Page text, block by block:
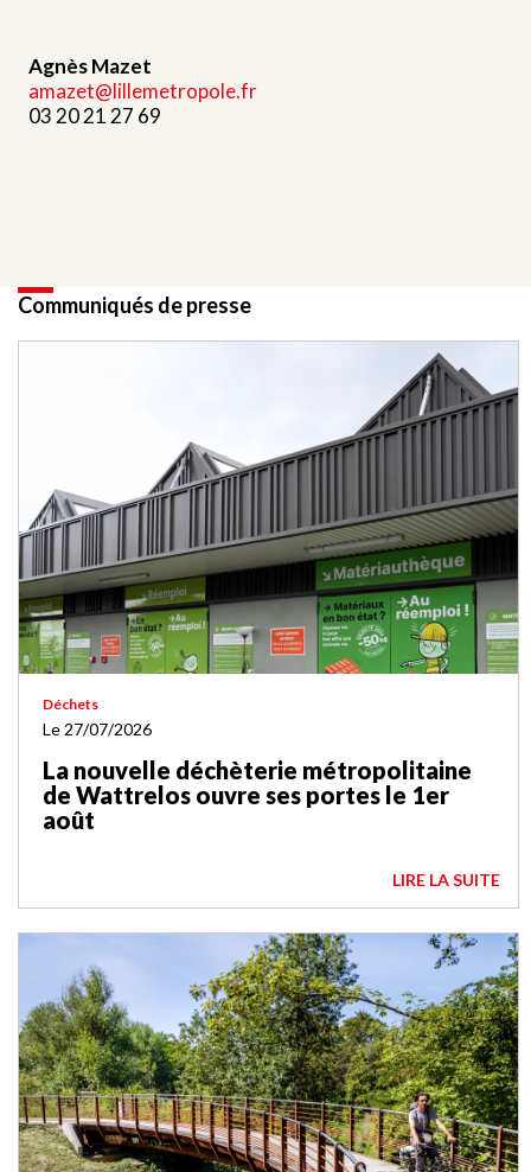
Agnès Mazet
amazet@lillemetropole.fr
03 20 21 27 69
Communiqués de presse
Déchets
Le 27/07/2026
La nouvelle déchèterie métropolitaine
de Wattrelos ouvre ses portes le 1er
août
LIRE LA SUITE